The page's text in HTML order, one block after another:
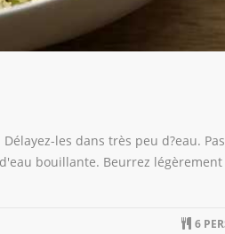
les dans très peu d?eau.
bouillante. Beurrez
6